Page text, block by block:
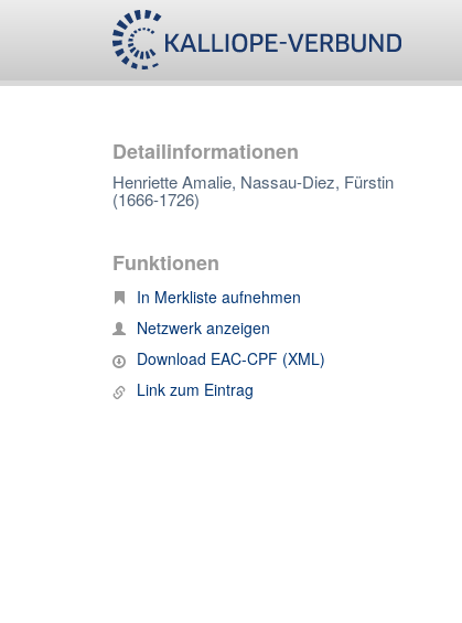
Detailinformationen
Henriette Amalie, Nassau-Diez, Fürstin
(1666-1726)
Funktionen
In Merkliste aufnehmen
Netzwerk anzeigen
Download EAC-CPF (XML)
Link zum Eintrag